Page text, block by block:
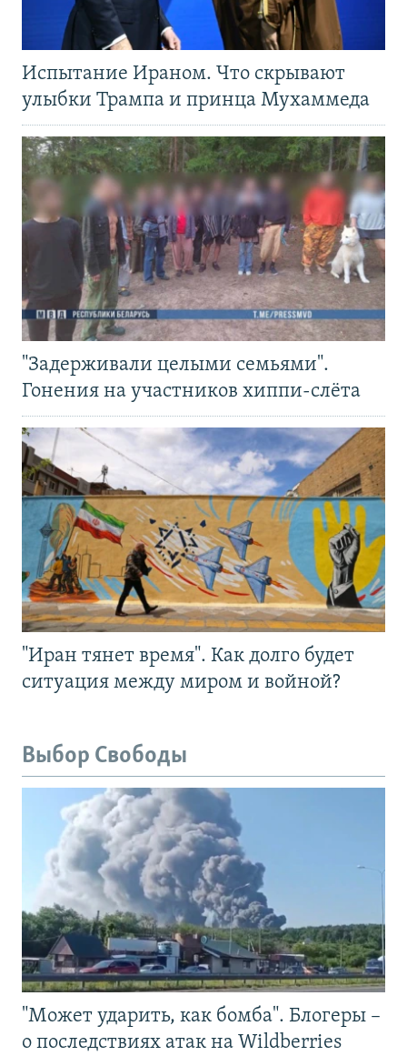
Испытание Ираном. Что скрывают
улыбки Трампа и принца Мухаммеда
"Задерживали целыми семьями".
Гонения на участников хиппи-слёта
"Иран тянет время". Как долго будет
ситуация между миром и войной?
Выбор Свободы
"Может ударить, как бомба". Блогеры –
о последствиях атак на Wildberries